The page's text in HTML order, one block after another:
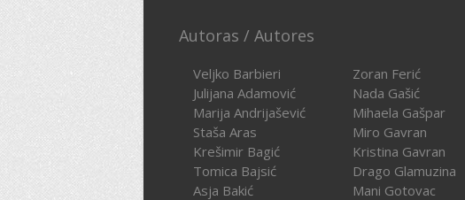
Autoras / Autores
Veljko Barbieri
Julijana Adamović
Marija Andrijašević
Staša Aras
Krešimir Bagić
Tomica Bajsić
Asja Bakić
Zoran Ferić
Nada Gašić
Mihaela Gašpar
Miro Gavran
Kristina Gavran
Drago Glamuzina
Mani Gotovac